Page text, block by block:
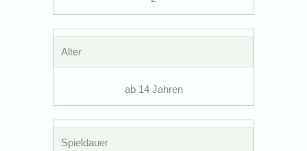
Alter
ab 14 Jahren
Spieldauer